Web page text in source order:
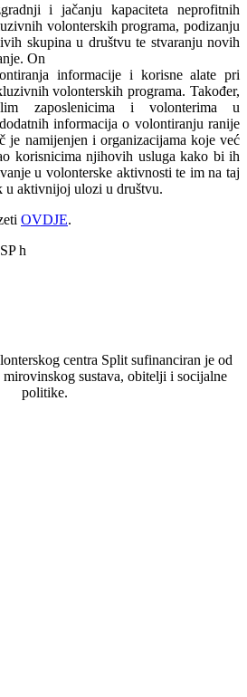
i jačanju kapaciteta neprofitnih
volonterskih programa, podizanju
skupina u društvu te stvaranju novih
On
informacije i korisne alate pri
volonterskih programa. Također,
zaposlenicima i volonterima u
informacija o volontiranju ranije
je namijenjen i organizacijama koje već
korisnicima njihovih usluga kako bi ih
u volonterske aktivnosti te im na taj
u aktivnijoj ulozi u društvu.
OVDJE.
centra Split sufinanciran je od
mirovinskog sustava, obitelji i socijalne
politike.